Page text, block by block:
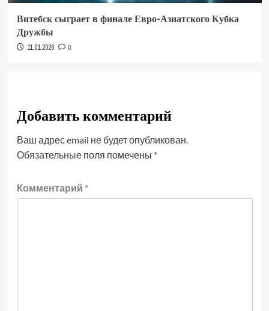
Витебск сыграет в финале Евро-Азиатского Кубка
Дружбы
11.01.2026 0
Добавить комментарий
Ваш адрес email не будет опубликован.
Обязательные поля помечены *
Комментарий *